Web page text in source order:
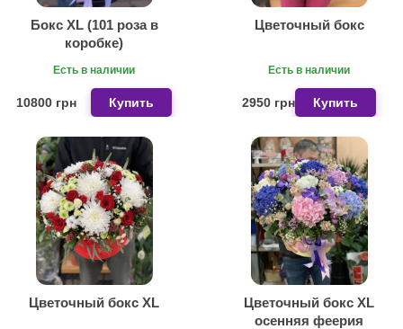
Бокс XL (101 роза в
коробке)
Есть в наличии
10800 грн Купить
Цветочный бокс
Есть в наличии
2950 грн Купить
Цветочный бокс XL
Цветочный бокс XL
осенняя феерия